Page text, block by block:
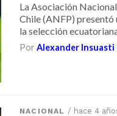
La Asociación
Chile (ANFP) presentó
la selección
PorAlexander Insuasti
NACIONAL / hace 4